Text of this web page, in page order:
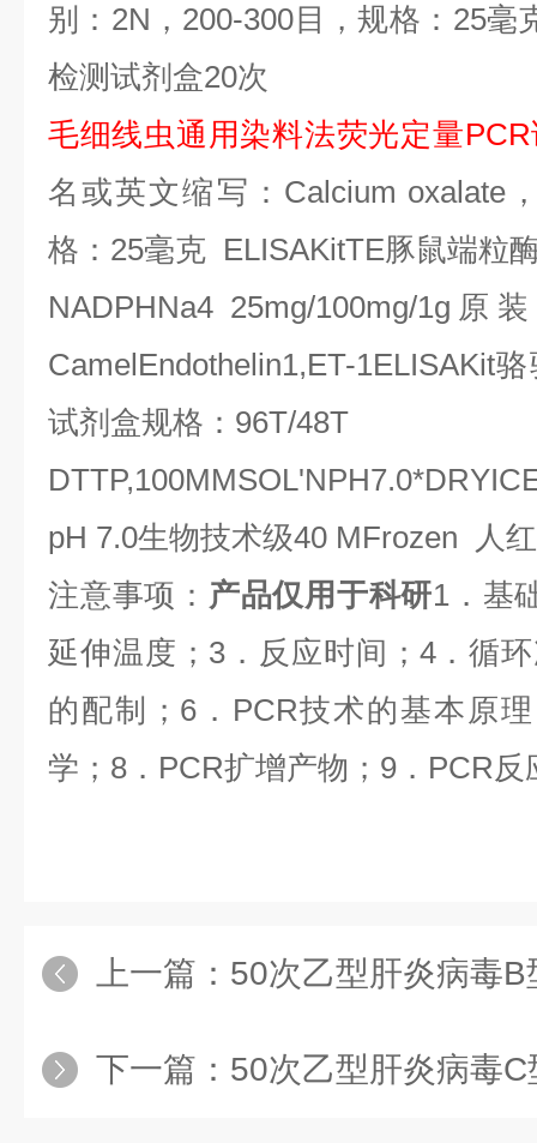
别： 2N ， 200-300目，规格： 25毫
检测试剂盒20次
毛细线虫通用染料法荧光定量PCR
名或英文缩写： Calcium oxalate
格： 25毫克 ELISAKitTE豚鼠端粒
NADPHNa4 25mg/100mg/1g 原装
CamelEndothelin1,ET-1ELISAKit骆
试剂盒规格： 96T/48T
pH 7.0生物技术级40 MFrozen
人
注意事项： 产品仅用于科研1 ．基
延伸温度； 3．反应时间； 4．循
的配制； 6． PCR技术的基本原
学； 8 ． PCR扩增产物； 9 ． PCR反
上一篇： 50次乙型肝炎病毒B型染
下一篇： 50次乙型肝炎病毒C型染